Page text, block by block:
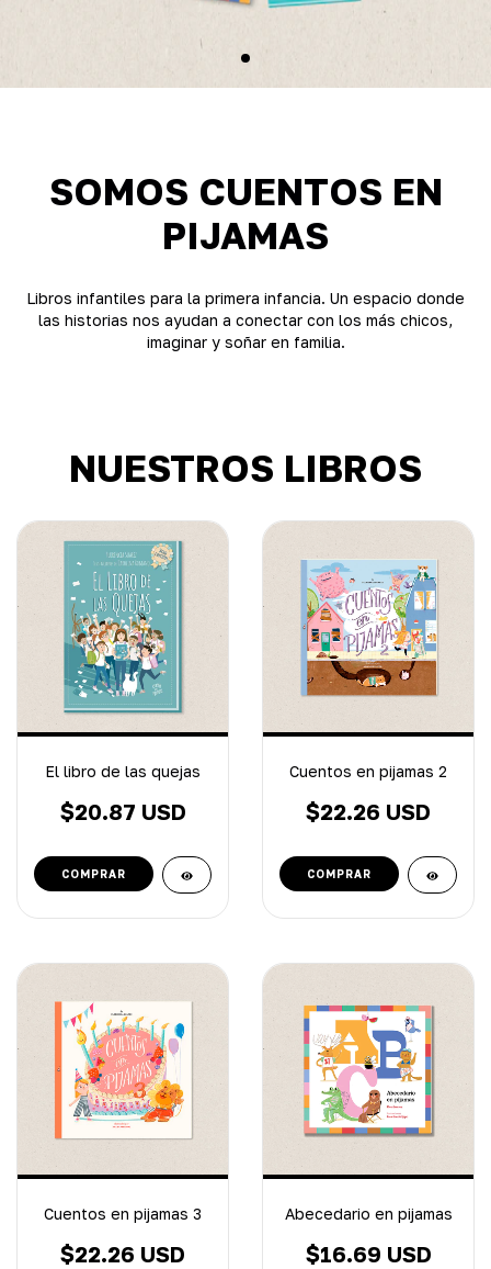
SOMOS CUENTOS EN
PIJAMAS
Libros infantiles para la primera infancia. Un espacio donde
las historias nos ayudan a conectar con los más chicos,
imaginar y soñar en familia.
NUESTROS LIBROS
El libro de las quejas
$20.87 USD
Cuentos en pijamas 2
$22.26 USD
Cuentos en pijamas 3
$22.26 USD
Abecedario en pijamas
$16.69 USD